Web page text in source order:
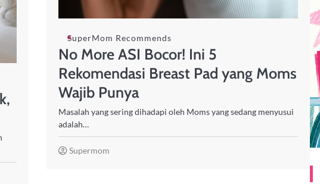
SuperMom Recommends
No More ASI Bocor! Ini 5
Rekomendasi Breast Pad yang Moms
Wajib Punya
Masalah yang sering dihadapi oleh Moms yang sedang menyusui
adalah…
Supermom